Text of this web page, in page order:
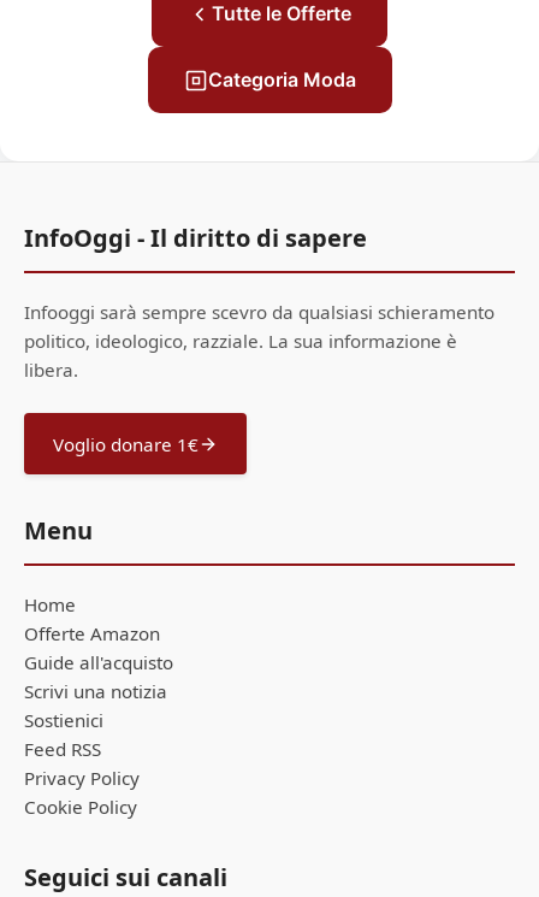
Tutte le Offerte
Categoria Moda
InfoOggi - Il diritto di sapere
Infooggi sarà sempre scevro da qualsiasi schieramento
politico, ideologico, razziale. La sua informazione è
libera.
Voglio donare 1€
Menu
Home
Offerte Amazon
Guide all'acquisto
Scrivi una notizia
Sostienici
Feed RSS
Privacy Policy
Cookie Policy
Seguici sui canali